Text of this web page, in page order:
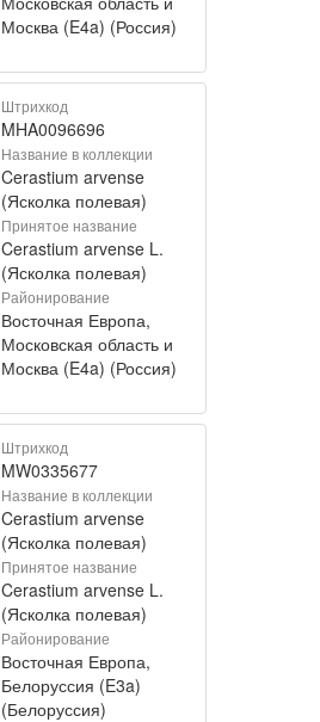
Москва (E4a) (Россия)
Штрихкод
MHA0096696
Название в коллекции
Cerastium arvense
(Ясколка полевая)
Принятое название
Cerastium arvense L.
(Ясколка полевая)
Районирование
Восточная Европа,
Московская область и
Москва (E4a) (Россия)
Штрихкод
MW0335677
Название в коллекции
Cerastium arvense
(Ясколка полевая)
Принятое название
Cerastium arvense L.
(Ясколка полевая)
Районирование
Восточная Европа,
Белоруссия (E3a)
(Белоруссия)